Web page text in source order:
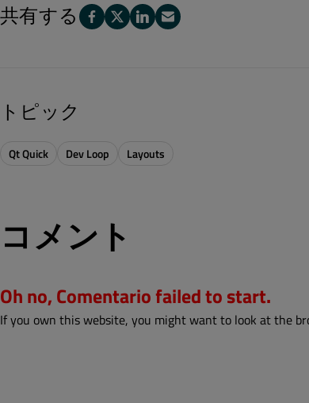
共有する
トピック
Qt Quick Dev Loop Layouts
コメント
Oh no, Comentario failed to start.
If you own this website, you might want to look at the